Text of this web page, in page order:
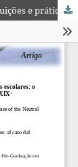
Políticas públicas educacionais, legislação, instituições e práticas escolares